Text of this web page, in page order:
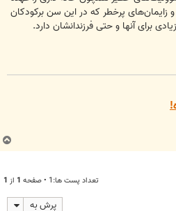
زایمان‌های پرخطر که در این سن برکودکان
برای آنها و حتی فرزندانشان دارد.
تعداد پست ها:1 • صفحه 1 از 1
پرش به